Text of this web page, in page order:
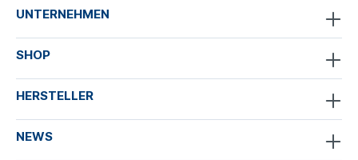
UNTERNEHMEN
SHOP
HERSTELLER
NEWS